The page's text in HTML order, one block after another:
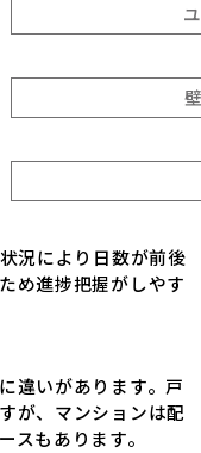
況により日数が前後
め進捗把握がしやす
違いがあります。戸
が、マンションは配
スもあります。